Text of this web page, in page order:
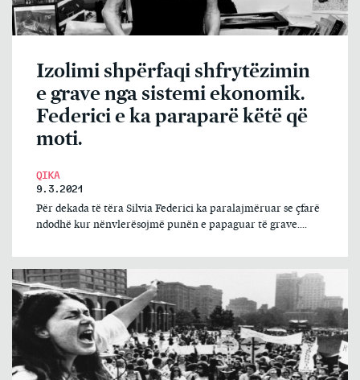
Izolimi shpërfaqi shfrytëzimin
e grave nga sistemi ekonomik.
Federici e ka paraparë këtë që
moti.
QIKA
9.3.2021
Për dekada të tëra Silvia Federici ka paralajmëruar se çfarë
ndodhë kur nënvlerësojmë punën e papaguar të grave....